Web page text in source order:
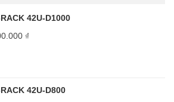
42U-D1000
₫
42U-D800